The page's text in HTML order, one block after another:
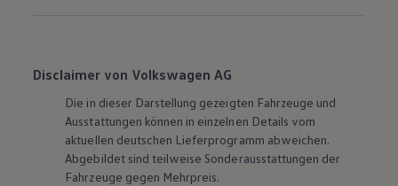
Disclaimer von Volkswagen AG
Die in dieser Darstellung gezeigten Fahrzeuge und
Ausstattungen können in einzelnen Details vom
aktuellen deutschen Lieferprogramm abweichen.
Abgebildet sind teilweise Sonderausstattungen der
Fahrzeuge gegen Mehrpreis.